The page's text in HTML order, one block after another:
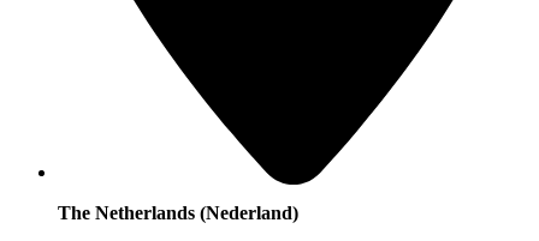
The Netherlands (Nederland)